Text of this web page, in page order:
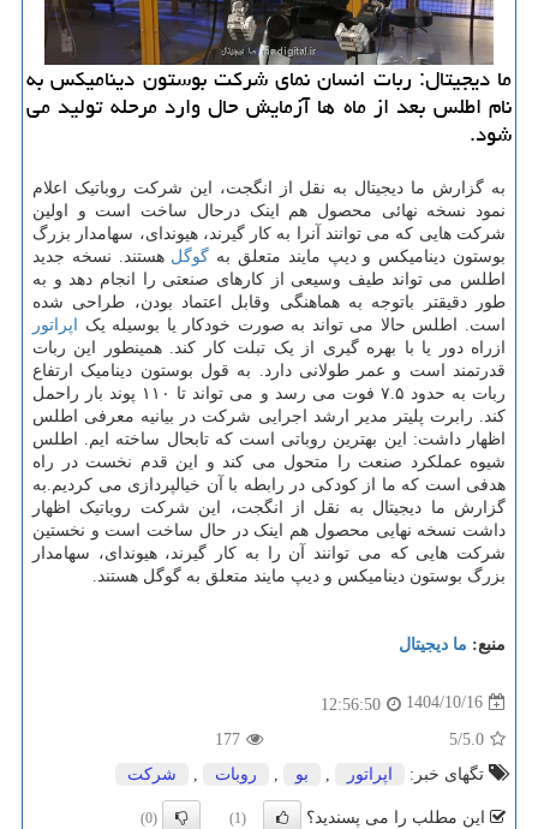
ما دیجیتال: ربات انسان نمای شرکت بوستون دینامیکس به
نام اطلس بعد از ماه ها آزمایش حال وارد مرحله تولید می
شود.
به گزارش ما دیجیتال به نقل از انگجت، این شرکت روباتیک اعلام
نمود نسخه نهائی محصول هم اینک درحال ساخت است و اولین
شرکت هایی که می توانند آنرا به کار گیرند، هیوندای، سهامدار بزرگ
بوستون دینامیکس و دیپ مایند متعلق به گوگل هستند. نسخه جدید
اطلس می تواند طیف وسیعی از کارهای صنعتی را انجام دهد و به
طور دقیقتر باتوجه به هماهنگی وقابل اعتماد بودن، طراحی شده
است. اطلس حالا می تواند به صورت خودکار یا بوسیله یک
اپراتور
ازراه دور یا با بهره گیری از یک تبلت کار کند. همینطور این ربات
قدرتمند است و عمر طولانی دارد. به قول بوستون دینامیک ارتفاع
ربات به حدود ۷.۵ فوت می رسد و می تواند تا ۱۱۰ پوند بار راحمل
کند. رابرت پلیتر مدیر ارشد اجرایی شرکت در بیانیه معرفی اطلس
اظهار داشت: این بهترین روباتی است که تابحال ساخته ایم. اطلس
شیوه عملکرد صنعت را متحول می کند و این قدم نخست در راه
هدفی است که ما از کودکی در رابطه با آن خیالپردازی می کردیم.به
گزارش ما دیجیتال به نقل از انگجت، این شرکت روباتیک اظهار
داشت نسخه نهایی محصول هم اینک در حال ساخت است و نخستین
شرکت هایی که می توانند آن را به کار گیرند، هیوندای، سهامدار
بزرگ بوستون دینامیکس و دیپ مایند متعلق به گوگل هستند.
منبع: ما دیجیتال
1404/10/16
12:56:50
5.0
/5
177
تگهای خبر:
اپراتور بو روبات شركت
این مطلب را می پسندید؟ (1)
(0)